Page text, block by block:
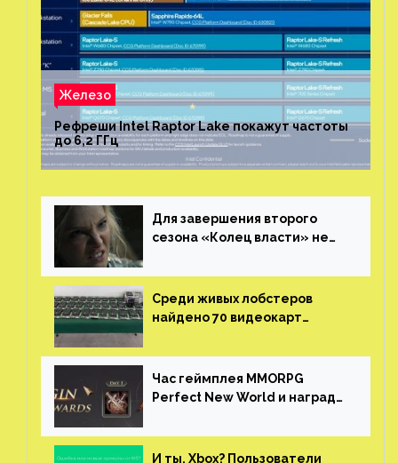
Железо
Рефреши Intel Raptor Lake покажут частоты
до 6,2 ГГц
Для завершения второго
сезона «Колец власти» не
Среди живых лобстеров
найдено 70 видеокарт
китайской таможни
Час геймплея MMORPG
Perfect New World и награды
И ты, Xbox? Пользователи